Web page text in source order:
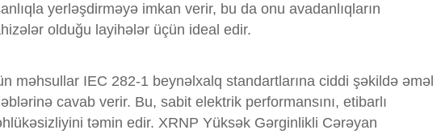
yerləşdirməyə imkan verir, bu da onu avadanlıqların
olduğu layihələr üçün ideal edir.
məhsullar IEC 282-1 beynəlxalq standartlarına ciddi şəkildə əməl
cavab verir. Bu, sabit elektrik performansını, etibarlı
təmin edir. XRNP Yüksək Gərginlikli Cərəyan